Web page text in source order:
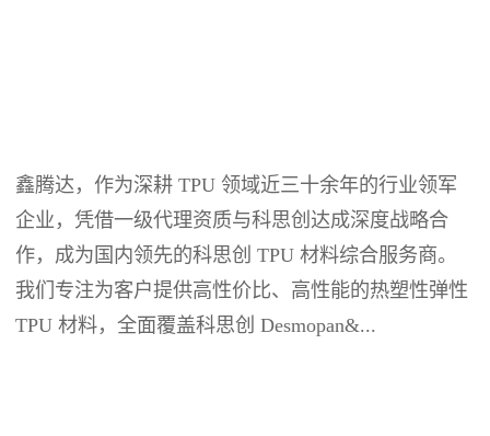
鑫腾达，作为深耕 TPU 领域近三十余年的行业领军
企业，凭借一级代理资质与科思创达成深度战略合
作，成为国内领先的科思创 TPU 材料综合服务商。
我们专注为客户提供高性价比、高性能的热塑性弹性
TPU 材料，全面覆盖科思创 Desmopan&...